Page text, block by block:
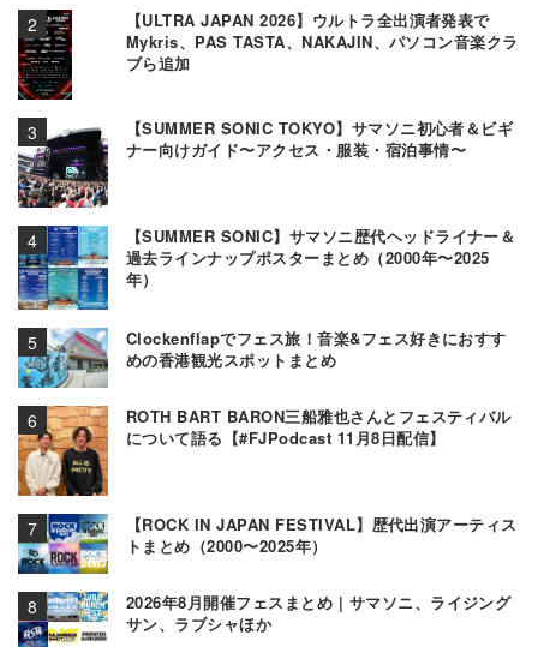
【ULTRA JAPAN 2026】ウルトラ全出演者発表で
Mykris、PAS TASTA、NAKAJIN、パソコン音楽クラ
ブら追加
【SUMMER SONIC TOKYO】サマソニ初心者＆ビギ
ナー向けガイド〜アクセス・服装・宿泊事情〜
【SUMMER SONIC】サマソニ歴代ヘッドライナー＆
過去ラインナップポスターまとめ（2000年〜2025
年）
Clockenflapでフェス旅！音楽&フェス好きにおすす
めの香港観光スポットまとめ
ROTH BART BARON三船雅也さんとフェスティバル
について語る【#FJPodcast 11月8日配信】
【ROCK IN JAPAN FESTIVAL】歴代出演アーティス
トまとめ（2000〜2025年）
2026年8月開催フェスまとめ | サマソニ、ライジング
サン、ラブシャほか